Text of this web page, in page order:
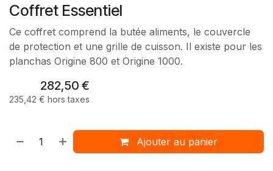
Coffret Essentiel
Ce coffret comprend la butée aliments, le couvercle
de protection et une grille de cuisson. Il existe pour les
planchas Origine 800 et Origine 1000.
282,50 €
235,42 € hors taxes
Ajouter au panier